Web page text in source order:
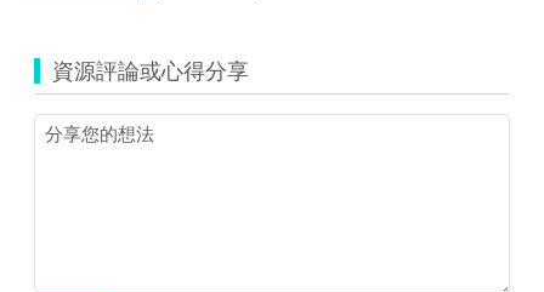
資源評論或心得分享